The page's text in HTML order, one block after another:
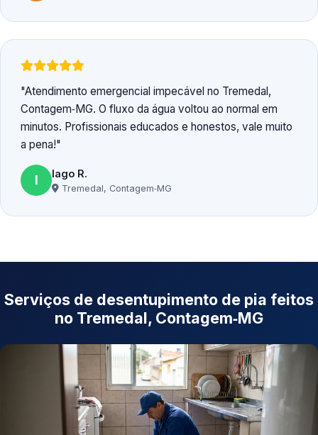
Atendimento emergencial impecável no Tremedal,
Contagem‑MG. O fluxo da água voltou ao normal em
minutos. Profissionais educados e honestos, vale muito
a pena!
I Iago R.
Tremedal, Contagem‑MG
Serviços de desentupimento de pia feitos
no Tremedal, Contagem‑MG